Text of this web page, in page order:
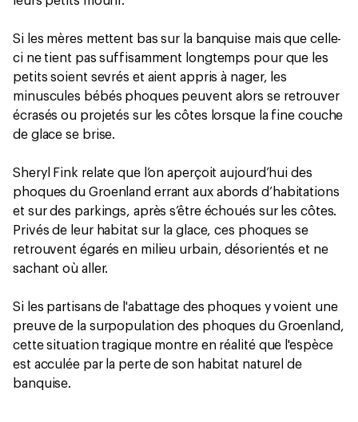
Si les mères mettent bas sur la banquise mais que celle-
ci ne tient pas suffisamment longtemps pour que les
petits soient sevrés et aient appris à nager, les
minuscules bébés phoques peuvent alors se retrouver
écrasés ou projetés sur les côtes lorsque la fine couche
de glace se brise.
Sheryl Fink relate que l’on aperçoit aujourd’hui des
phoques du Groenland errant aux abords d’habitations
et sur des parkings, après s’être échoués sur les côtes.
Privés de leur habitat sur la glace, ces phoques se
retrouvent égarés en milieu urbain, désorientés et ne
sachant où aller.
Si les partisans de l'abattage des phoques y voient une
preuve de la surpopulation des phoques du Groenland,
cette situation tragique montre en réalité que l'espèce
est acculée par la perte de son habitat naturel de
banquise.